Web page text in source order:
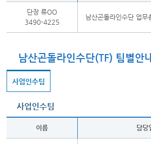
단장 류OO
3490-4225
남산곤돌라인수단 업무
남산곤돌라인수단(TF) 팀별안
사업인수팀
사업인수팀
이름 담당